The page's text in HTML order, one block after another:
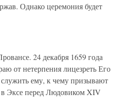
Однако церемония будет
24 декабря 1659 года
от нетерпения лицезреть Его
служить ему, к чему призывают
Эксе перед Людовиком XIV